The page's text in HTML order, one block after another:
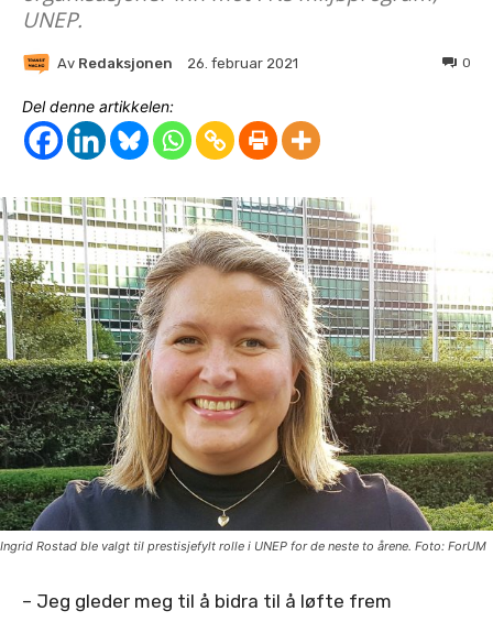
UNEP.
Av Redaksjonen 26. februar 2021 0
Del denne artikkelen:
Ingrid Rostad ble valgt til prestisjefylt rolle i UNEP for de neste to årene. Foto: ForUM
– Jeg gleder meg til å bidra til å løfte frem